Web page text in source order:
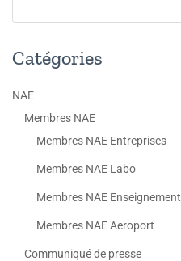
Catégories
NAE
Membres NAE
Membres NAE Entreprises
Membres NAE Labo
Membres NAE Enseignement
Membres NAE Aeroport
Communiqué de presse